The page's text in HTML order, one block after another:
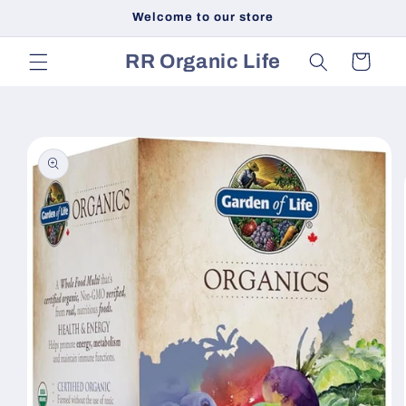
Welcome to our store
RR Organic Life Cart
product
information